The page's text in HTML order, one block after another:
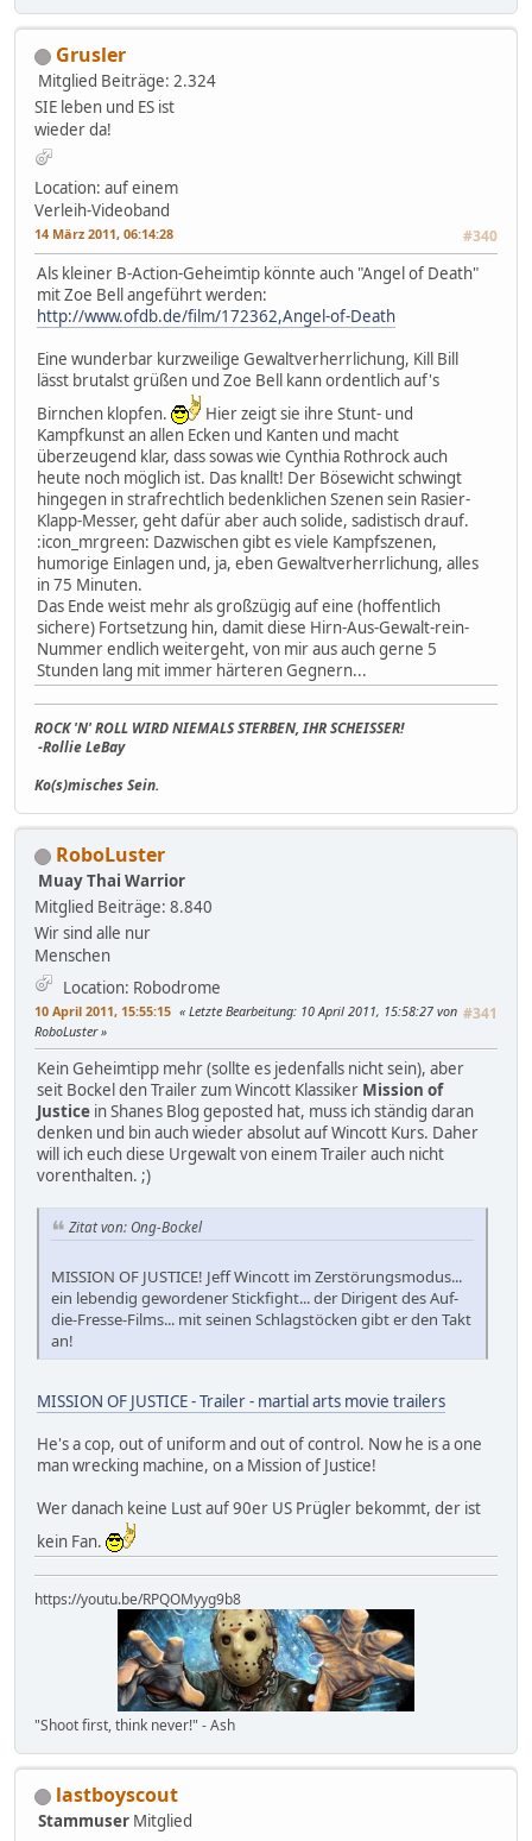
Grusler
Mitglied Beiträge: 2.324
SIE leben und ES ist
wieder da!
Location: auf einem
Verleih-Videoband
14 März 2011, 06:14:28 #340
Als kleiner B-Action-Geheimtip könnte auch "Angel of Death"
mit Zoe Bell angeführt werden:
http://www.ofdb.de/film/172362,Angel-of-Death
Eine wunderbar kurzweilige Gewaltverherrlichung, Kill Bill
lässt brutalst grüßen und Zoe Bell kann ordentlich auf's
Birnchen klopfen.
Hier zeigt sie ihre Stunt- und
Kampfkunst an allen Ecken und Kanten und macht
überzeugend klar, dass sowas wie Cynthia Rothrock auch
heute noch möglich ist. Das knallt! Der Bösewicht schwingt
hingegen in strafrechtlich bedenklichen Szenen sein Rasier-
Klapp-Messer, geht dafür aber auch solide, sadistisch drauf.
:icon_mrgreen: Dazwischen gibt es viele Kampfszenen,
humorige Einlagen und, ja, eben Gewaltverherrlichung, alles
in 75 Minuten.
Das Ende weist mehr als großzügig auf eine (hoffentlich
sichere) Fortsetzung hin, damit diese Hirn-Aus-Gewalt-rein-
Nummer endlich weitergeht, von mir aus auch gerne 5
Stunden lang mit immer härteren Gegnern...
ROCK 'N' ROLL WIRD NIEMALS STERBEN, IHR SCHEISSER!
-Rollie LeBay
Ko(s)misches Sein.
RoboLuster
Muay Thai Warrior
Mitglied Beiträge: 8.840
Wir sind alle nur
Menschen
Location: Robodrome
10 April 2011, 15:55:15 #341
Letzte Bearbeitung: 10 April 2011, 15:58:27 von
RoboLuster
Kein Geheimtipp mehr (sollte es jedenfalls nicht sein), aber
seit Bockel den Trailer zum Wincott Klassiker Mission of
Justice in Shanes Blog geposted hat, muss ich ständig daran
denken und bin auch wieder absolut auf Wincott Kurs. Daher
will ich euch diese Urgewalt von einem Trailer auch nicht
vorenthalten. ;)
Zitat von: Ong-Bockel
MISSION OF JUSTICE! Jeff Wincott im Zerstörungsmodus...
ein lebendig gewordener Stickfight... der Dirigent des Auf-
die-Fresse-Films... mit seinen Schlagstöcken gibt er den Takt
an!
MISSION OF JUSTICE - Trailer - martial arts movie trailers
He's a cop, out of uniform and out of control. Now he is a one
man wrecking machine, on a Mission of Justice!
Wer danach keine Lust auf 90er US Prügler bekommt, der ist
kein Fan.
https://youtu.be/RPQOMyyg9b8
"Shoot first, think never!" - Ash
lastboyscout
Stammuser Mitglied